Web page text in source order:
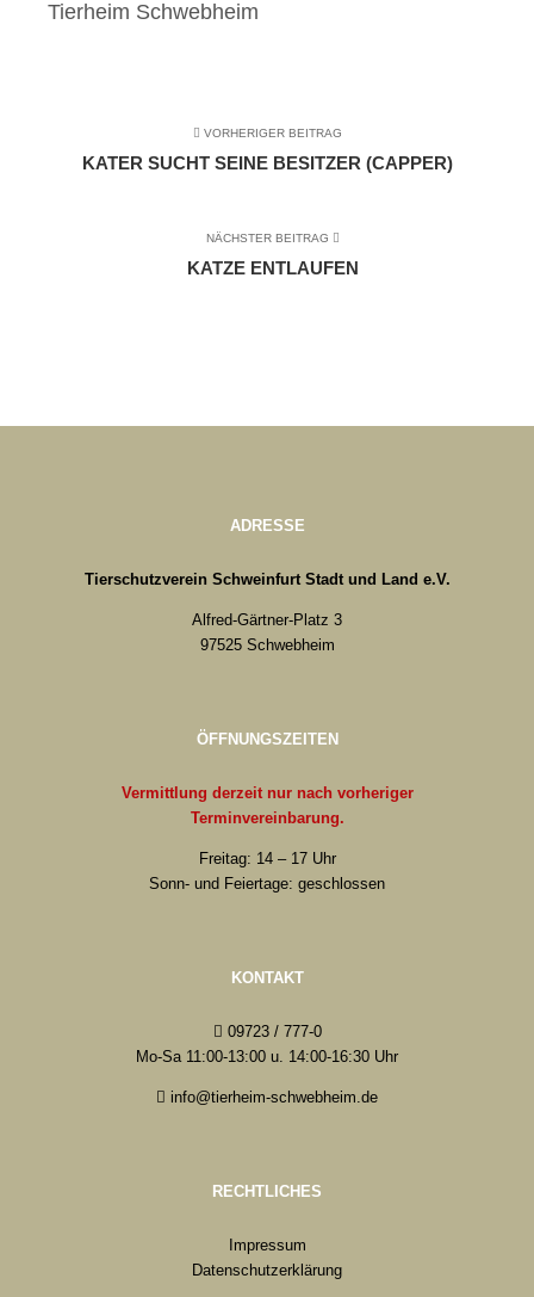
Tierheim Schwebheim
VORHERIGER BEITRAG
KATER SUCHT SEINE BESITZER (CAPPER)
NÄCHSTER BEITRAG
KATZE ENTLAUFEN
ADRESSE
Tierschutzverein Schweinfurt Stadt und Land e.V.
Alfred-Gärtner-Platz 3
97525 Schwebheim
ÖFFNUNGSZEITEN
Vermittlung derzeit nur nach vorheriger
Terminvereinbarung.
Freitag: 14 – 17 Uhr
Sonn- und Feiertage: geschlossen
KONTAKT
09723 / 777-0
Mo-Sa 11:00-13:00 u. 14:00-16:30 Uhr
info@tierheim-schwebheim.de
RECHTLICHES
Impressum
Datenschutzerklärung